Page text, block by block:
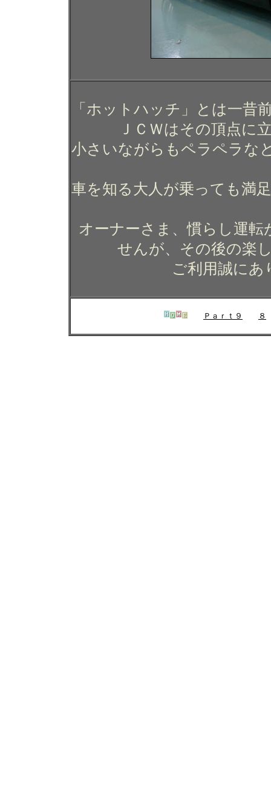
「ホットハッチ」とは一昔
ＪＣＷはその頂点に
小さいながらもペラペラな
車を知る大人が乗っても満
オーナーさま、慣らし運
せんが、その後の楽
ご利用誠に
Ｐａｒｔ９ ８